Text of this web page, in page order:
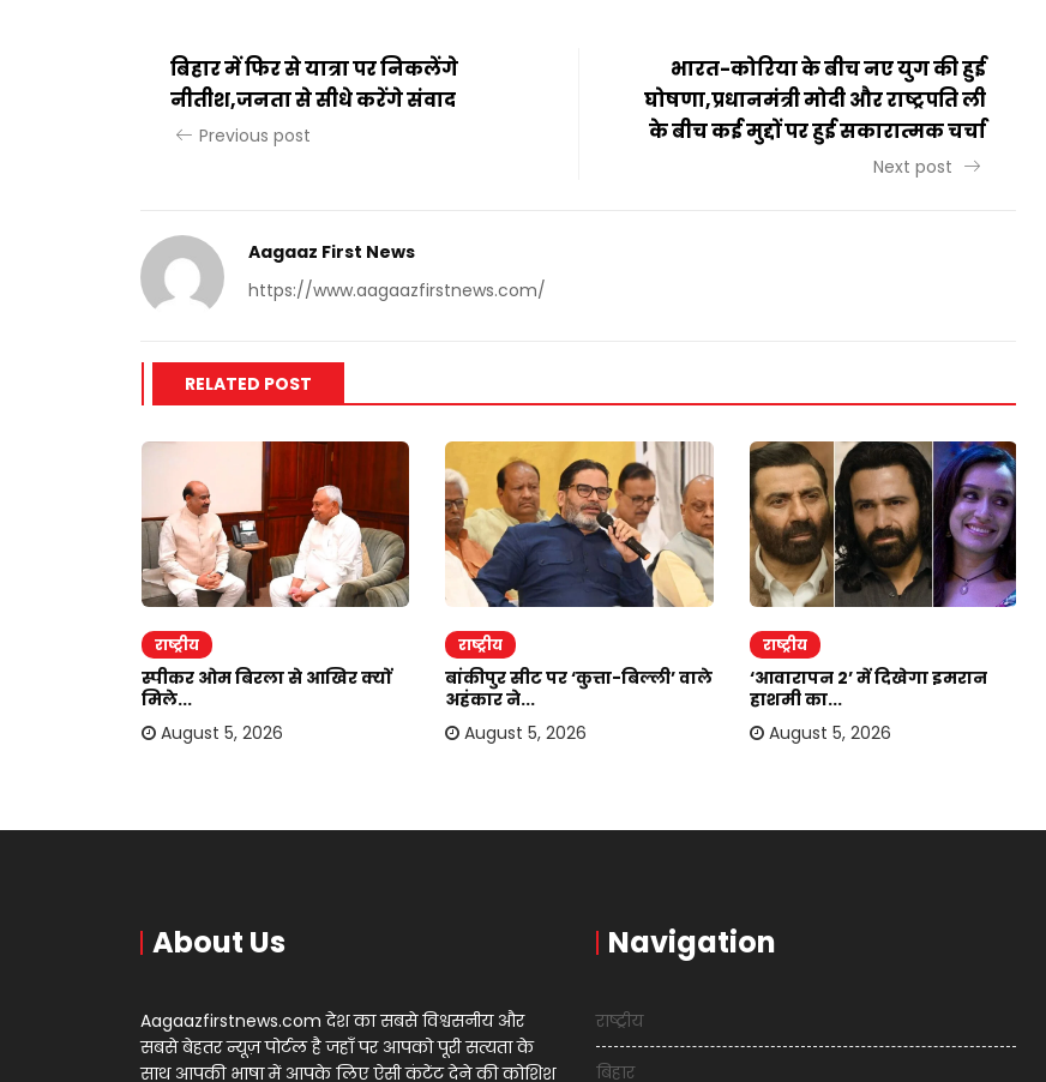
बिहार में फिर से यात्रा पर निकलेंगे
नीतीश,जनता से सीधे करेंगे संवाद
Previous post
भारत-कोरिया के बीच नए युग की हुई
घोषणा,प्रधानमंत्री मोदी और राष्ट्रपति ली
के बीच कई मुद्दों पर हुई सकारात्मक चर्चा
Next post
Aagaaz First News
https://www.aagaazfirstnews.com/
RELATED POST
राष्ट्रीय
स्पीकर ओम बिरला से आखिर क्यों
मिले...
August 5, 2026
राष्ट्रीय
बांकीपुर सीट पर ‘कुत्ता-बिल्ली’ वाले
अहंकार ने...
August 5, 2026
राष्ट्रीय
‘आवारापन 2’ में दिखेगा इमरान
हाशमी का...
August 5, 2026
About Us
Aagaazfirstnews.com देश का सबसे विश्वसनीय और
सबसे बेहतर न्यूज़ पोर्टल है जहाँ पर आपको पूरी सत्यता के
साथ आपकी भाषा में आपके लिए ऐसी कंटेंट देने की कोशिश
Navigation
राष्ट्रीय
बिहार